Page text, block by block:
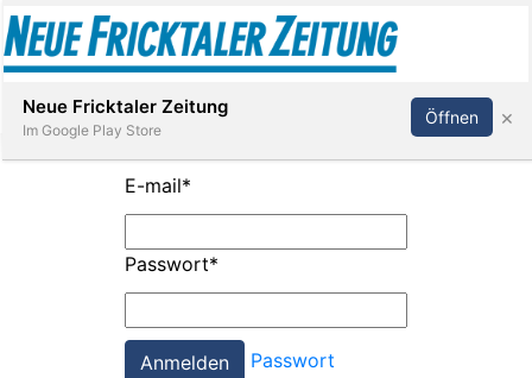
Abonnieren Anmelden
E-mail*
Passwort*
Passwort
Neue Fricktaler Zeitung
Im Google Play Store
Öffnen ×